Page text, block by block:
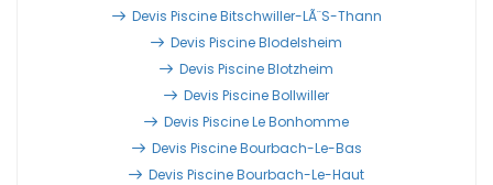
Devis Piscine Bitschwiller-LÃ¨s-Thann
Devis Piscine Blodelsheim
Devis Piscine Blotzheim
Devis Piscine Bollwiller
Devis Piscine Le Bonhomme
Devis Piscine Bourbach-Le-Bas
Devis Piscine Bourbach-Le-Haut